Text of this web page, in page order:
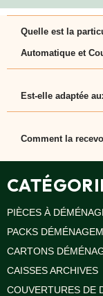
Quelle est la
Automatique et
adhésif et
fermeture
Est-elle adaptée
Comment la
Commandez
PIÈCES À
PACKS
CARTONS
CAISSES ARCHIVES
COUVERTURES DE